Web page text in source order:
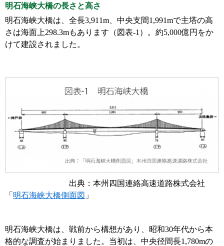
明石海峡大橋の長さと高さ
明石海峡大橋は、全長3,911m、中央支間1,991mで主塔の高
さは海面上298.3mもあります（図表-1）。約5,000億円をか
けて建設されました。
出典：本州四国連絡高速道路株式会社
「 明石海峡大橋側面図 」
明石海峡大橋は、戦前から構想があり、昭和30年代から本
格的な調査が始まりました。当初は、中央径間長1,780mの